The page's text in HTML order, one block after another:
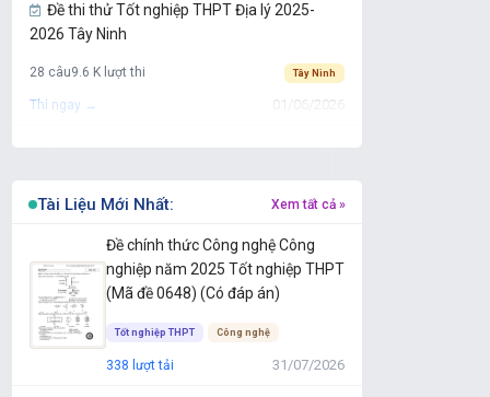
Đề thi thử Tốt nghiệp THPT Địa lý 2025-
2026 Tây Ninh
28 câu9.6 K lượt thi Tây Ninh
Thi ngay → 01/06/2026
28 câu3.4 K lượt thi Quảng Trị
01/06/2026
Đề thi thử Tốt nghiệp THPT Địa lý 2025-
2026 Gia Lai
28 câu5.4 K lượt thi
Tài Liệu Mới Nhất: Xem tất cả »
Đề chính thức Công nghệ Công
nghiệp năm 2025 Tốt nghiệp THPT
(Mã đề 0648) (Có đáp án)
Tốt nghiệp THPT Công nghệ
338 lượt tải 31/07/2026